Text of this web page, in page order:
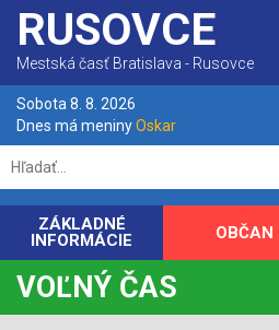
RUSOVCE
Mestská časť Bratislava - Rusovce
Sobota 8. 8. 2026
Dnes má meninyOskar
ZÁKLADNÉ
INFORMÁCIE
OBČAN
VOĽNÝ ČAS